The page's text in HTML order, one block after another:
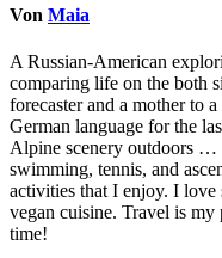
Von Maia
A Russian-American
comparing life on the both
forecaster and a mother to
German language for the
Alpine scenery outdoors
swimming, tennis, and
activities that I enjoy. I
vegan cuisine. Travel is my
time!